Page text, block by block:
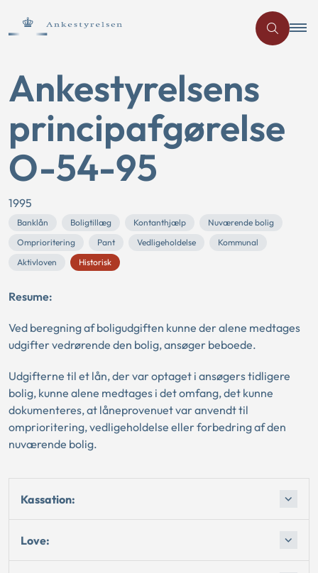
Ankestyrelsens
principafgørelse
O-54-95
1995
Banklån Boligtillæg Kontanthjælp
Nuværende bolig
Omprioritering
Pant Vedligeholdelse
Kommunal
Aktivloven
Historisk
Resume:
Ved beregning af boligudgiften kunne der alene medtages
udgifter vedrørende den bolig, ansøger beboede.
Udgifterne til et lån, der var optaget i ansøgers tidligere
bolig, kunne alene medtages i det omfang, det kunne
dokumenteres, at låneprovenuet var anvendt til
omprioritering, vedligeholdelse eller forbedring af den
nuværende bolig.
Kassation:
Love: